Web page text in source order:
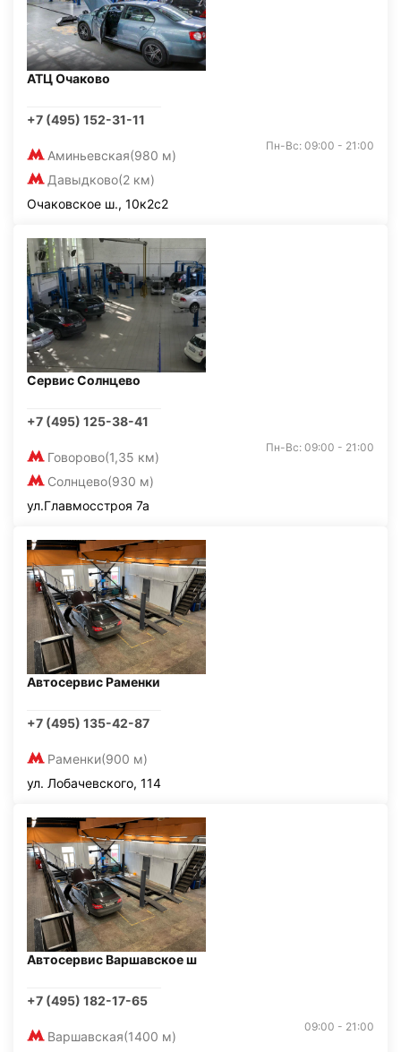
АТЦ Очаково
+7 (495) 152-31-11
Аминьевская(980 м)
Давыдково(2 км)
Пн-Вс: 09:00 - 21:00
Очаковское ш., 10к2с2
Сервис Солнцево
+7 (495) 125-38-41
Говорово(1,35 км)
Солнцево(930 м)
Пн-Вс: 09:00 - 21:00
ул.Главмосстроя 7а
Автосервис Раменки
+7 (495) 135-42-87
Раменки(900 м)
ул. Лобачевского, 114
Автосервис Варшавское ш
+7 (495) 182-17-65
Варшавская(1400 м)
09:00 - 21:00